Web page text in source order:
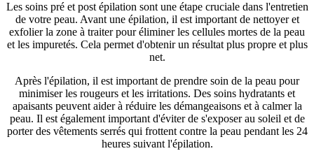
Les soins pré et post épilation sont une étape cruciale dans l'entretien
de votre peau. Avant une épilation, il est important de nettoyer et
exfolier la zone à traiter pour éliminer les cellules mortes de la peau
et les impuretés. Cela permet d'obtenir un résultat plus propre et plus
net.
Après l'épilation, il est important de prendre soin de la peau pour
minimiser les rougeurs et les irritations. Des soins hydratants et
apaisants peuvent aider à réduire les démangeaisons et à calmer la
peau. Il est également important d'éviter de s'exposer au soleil et de
porter des vêtements serrés qui frottent contre la peau pendant les 24
heures suivant l'épilation.